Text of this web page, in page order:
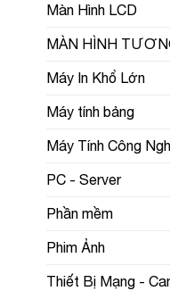
Màn Hình LCD
MÀN HÌNH
Máy In Khổ Lớn
Máy tính bảng
Máy Tính Công
PC - Server
Phần mềm
Phim Ảnh
Thiết Bị Mạng -